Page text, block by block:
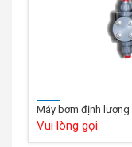
Máy bơm định lượng
Vui lòng gọi